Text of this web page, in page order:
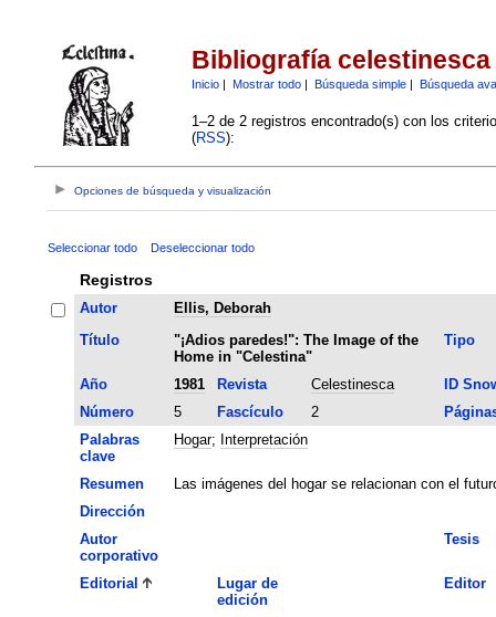
Bibliografía celestinesca
Inicio| Mostrar todo| Búsqueda simple| Búsqueda
1–2 de 2 registros encontrado(s) con los
(RSS):
Opciones de búsqueda y visualización
Seleccionar todo Deseleccionar todo
Registros
Autor
Ellis, Deborah
Título
"¡Adios paredes!": The Image of the
Home in "Celestina"
Tipo
Año 1981 Revista Celestinesca
ID
Número
5 Fascículo 2
Palabras
clave
Hogar; Interpretación
Resumen
Las imágenes del hogar se relacionan con el
Dirección
Autor
corporativo
Tesis
Editorial
Lugar de
edición
Editor